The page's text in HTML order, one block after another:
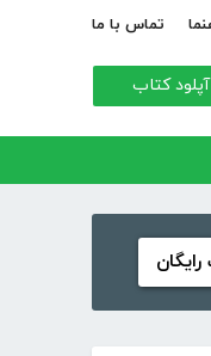
تماس با ما
آپلود کتاب